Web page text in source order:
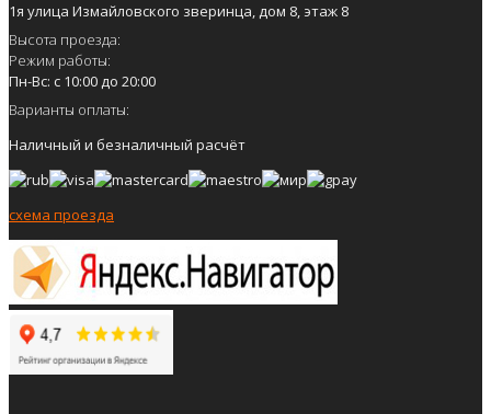
1я улица Измайловского зверинца, дом 8, этаж 8
Высота проезда:
Режим работы:
Пн-Вс: с 10:00 до 20:00
Варианты оплаты:
Наличный и безналичный расчёт
схема проезда